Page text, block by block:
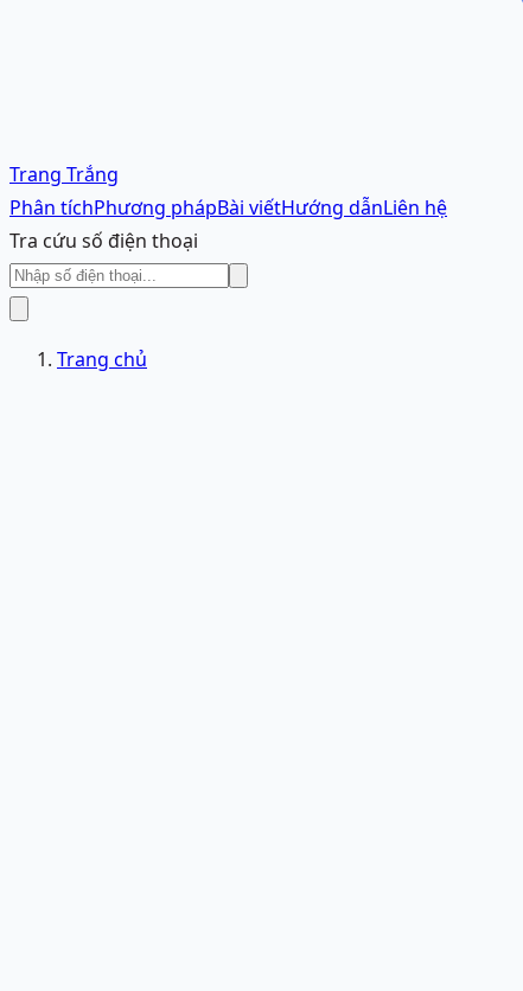
Trang Trắng
Phân tíchPhương phápBài viếtHướng dẫnLiên hệ
Tra cứu số điện thoại
Trang chủ